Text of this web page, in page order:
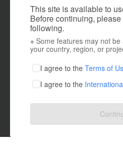
人気
ア
テ
映
ビ
ま
This site is available to
Before continuing,
following.
※ Some features may not
your country, region, or
I agree to the Terms of
I agree to the
プロジェ